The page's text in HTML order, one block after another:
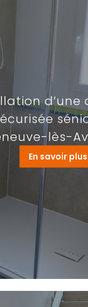
d’une
lès-
En savoir plus